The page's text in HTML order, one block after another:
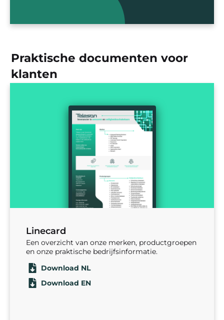
Praktische documenten voor
klanten
Linecard
Een overzicht van onze merken, productgroepen
en onze praktische bedrijfsinformatie.
Download NL
Download EN